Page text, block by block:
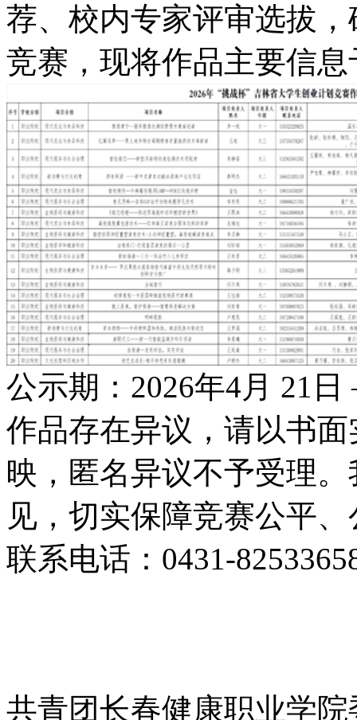
荐、校内专家评审选拔
竞赛，现将作品主要信
公示期：2026年4月 21
作品存在异议，请以书
映，匿名异议不予受理
见，切实保障竞赛公平
联系电话：0431-
共青团长春健康职业学院